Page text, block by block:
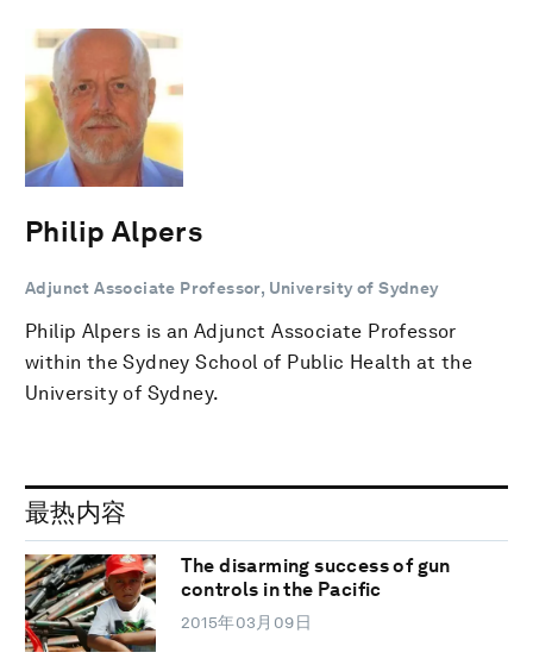
Philip Alpers
Adjunct Associate Professor, University of Sydney
Philip Alpers is an Adjunct Associate Professor
within the Sydney School of Public Health at the
University of Sydney.
最热内容
The disarming success of gun
controls in the Pacific
2015年03月09日